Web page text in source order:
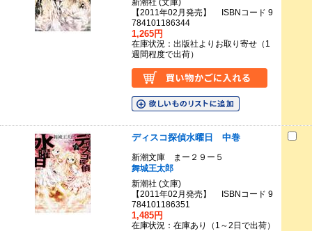
新潮社 (文庫)
【2011年02月発売】 ISBNコード 9
784101186344
1,265円
在庫状況：出版社よりお取り寄せ（1
週間程度で出荷）
ディスコ探偵水曜日 中巻
新潮文庫 まー２９ー５
舞城王太郎
新潮社 (文庫)
【2011年02月発売】 ISBNコード 9
784101186351
1,485円
在庫状況：在庫あり（1～2日で出荷）